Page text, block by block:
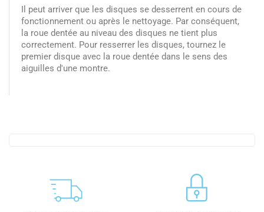
Il peut arriver que les disques se desserrent en cours de
fonctionnement ou après le nettoyage. Par conséquent,
la roue dentée au niveau des disques ne tient plus
correctement. Pour resserrer les disques, tournez le
premier disque avec la roue dentée dans le sens des
aiguilles d'une montre.